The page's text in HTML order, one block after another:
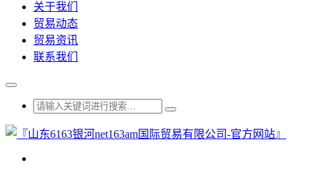
关于我们
贸易动态
贸易资讯
联系我们